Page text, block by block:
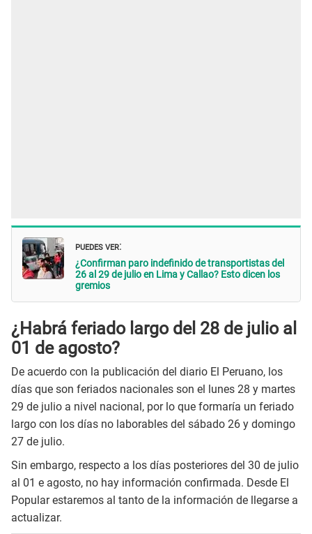
PUEDES VER:
¿Confirman paro indefinido de transportistas del
26 al 29 de julio en Lima y Callao? Esto dicen los
gremios
¿Habrá feriado largo del 28 de julio al
01 de agosto?
De acuerdo con la publicación del diario El Peruano, los
días que son feriados nacionales son el lunes 28 y martes
29 de julio a nivel nacional, por lo que formaría un feriado
largo con los días no laborables del sábado 26 y domingo
27 de julio.
Sin embargo, respecto a los días posteriores del 30 de julio
al 01 e agosto, no hay información confirmada. Desde El
Popular estaremos al tanto de la información de llegarse a
actualizar.